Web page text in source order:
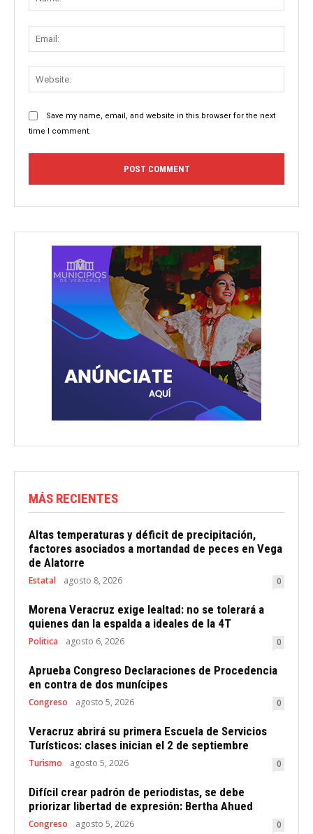
Save my name, email, and website in this browser for the next
time I comment.
MÁS RECIENTES
Altas temperaturas y déficit de precipitación,
factores asociados a mortandad de peces en Vega
de Alatorre
Estatal agosto 8, 2026 0
Morena Veracruz exige lealtad: no se tolerará a
quienes dan la espalda a ideales de la 4T
Politica agosto 6, 2026 0
Aprueba Congreso Declaraciones de Procedencia
en contra de dos munícipes
Congreso agosto 5, 2026 0
Veracruz abrirá su primera Escuela de Servicios
Turísticos: clases inician el 2 de septiembre
Turismo agosto 5, 2026 0
Difícil crear padrón de periodistas, se debe
priorizar libertad de expresión: Bertha Ahued
Congreso agosto 5, 2026 0